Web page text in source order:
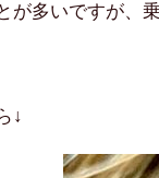
が多いですが、
↓